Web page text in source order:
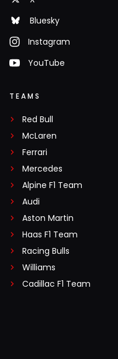
Bluesky
Instagram
YouTube
TEAMS
Red Bull
McLaren
Ferrari
Mercedes
Alpine F1 Team
Audi
Aston Martin
Haas F1 Team
Racing Bulls
Williams
Cadillac F1 Team